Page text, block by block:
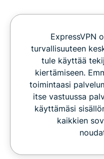
ExpressVPN
turvallisuuteen
tule käyttää
kiertämiseen.
toimintaasi
itse vastuussa
käyttämäsi
kaikkien